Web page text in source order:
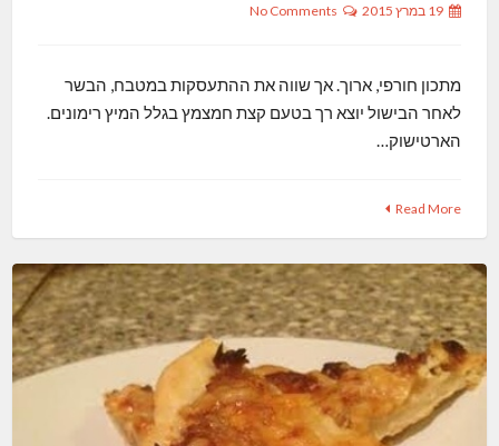
19 במרץ 2015 No Comments
מתכון חורפי, ארוך. אך שווה את ההתעסקות במטבח, הבשר
לאחר הבישול יוצא רך בטעם קצת חמצמץ בגלל המיץ רימונים.
הארטישוק…
Read More